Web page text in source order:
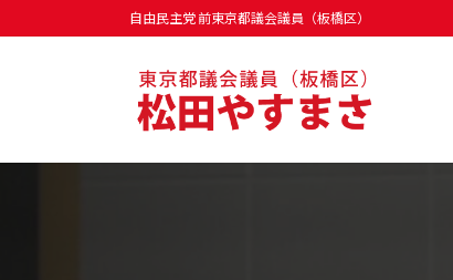
自由民主党 前東京都議会議員（板橋区）